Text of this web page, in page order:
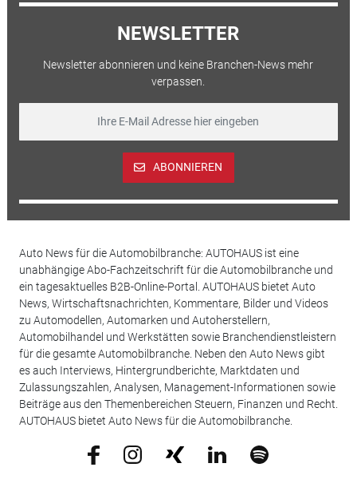
NEWSLETTER
Newsletter abonnieren und keine Branchen-News mehr
verpassen.
ABONNIEREN
Auto News für die Automobilbranche: AUTOHAUS ist eine
unabhängige Abo-Fachzeitschrift für die Automobilbranche und
ein tagesaktuelles B2B-Online-Portal. AUTOHAUS bietet Auto
News, Wirtschaftsnachrichten, Kommentare, Bilder und Videos
zu Automodellen, Automarken und Autoherstellern,
Automobilhandel und Werkstätten sowie Branchendienstleistern
für die gesamte Automobilbranche. Neben den Auto News gibt
es auch Interviews, Hintergrundberichte, Marktdaten und
Zulassungszahlen, Analysen, Management-Informationen sowie
Beiträge aus den Themenbereichen Steuern, Finanzen und Recht.
AUTOHAUS bietet Auto News für die Automobilbranche.